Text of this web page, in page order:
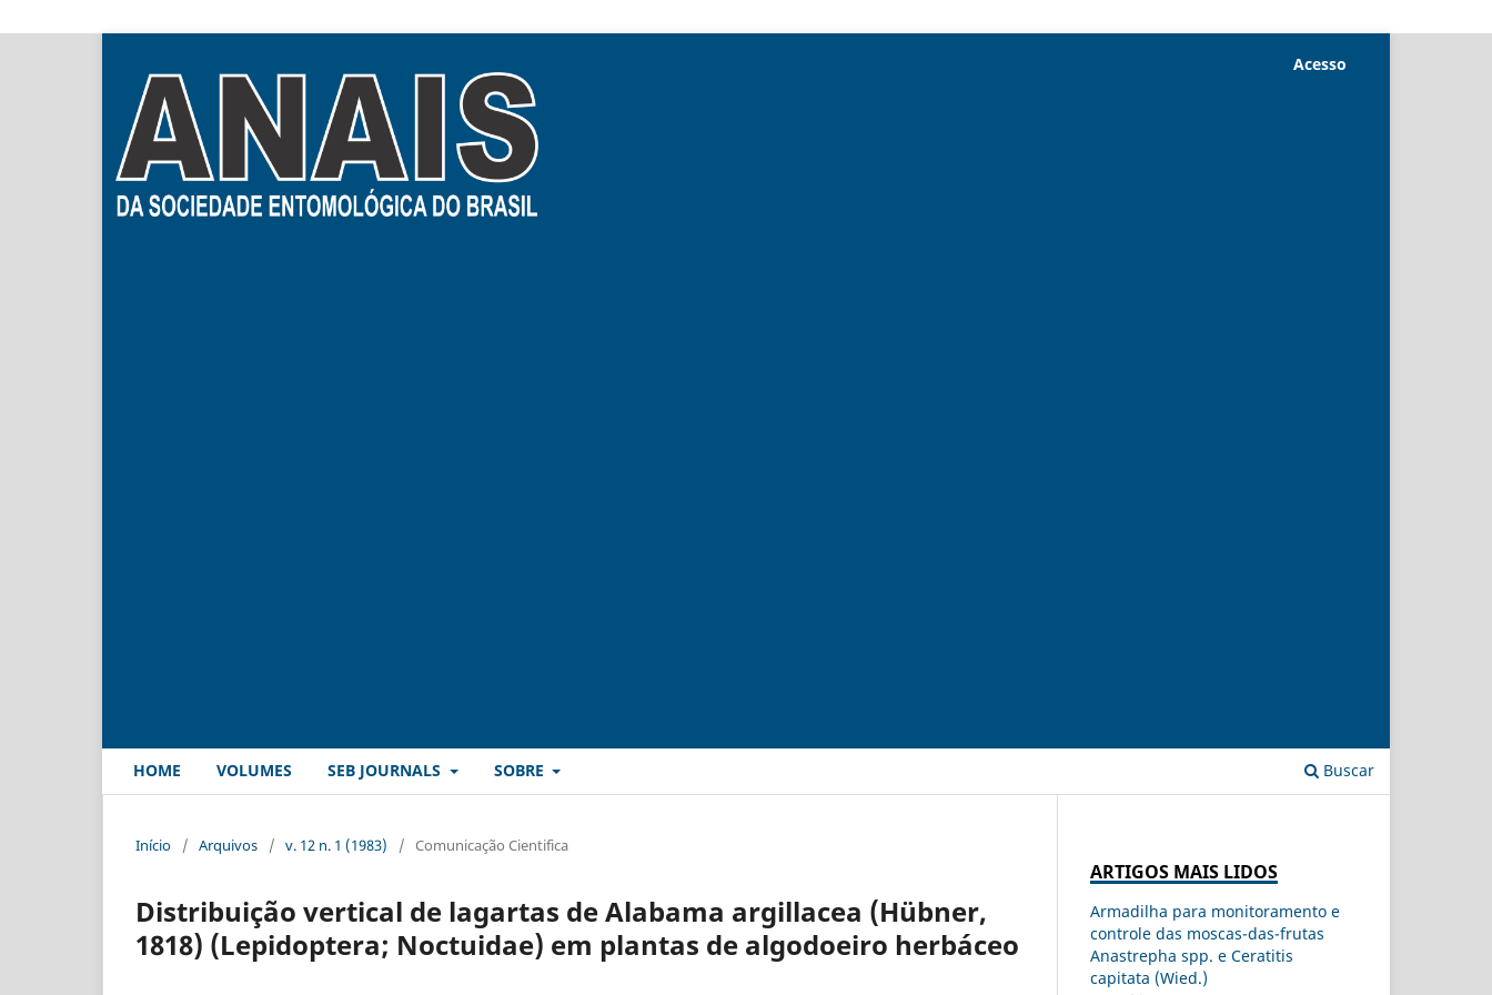
HOME VOLUMES SEB JOURNALS SOBRE Buscar
Acesso
Início / Arquivos / v. 12 n. 1 (1983) / Comunicação Cientifica
Distribuição vertical de lagartas de Alabama argillacea (Hübner,
1818) (Lepidoptera; Noctuidae) em plantas de algodoeiro herbáceo
ARTIGOS MAIS LIDOS
Armadilha para monitoramento e
controle das moscas-das-frutas
Anastrepha spp. e Ceratitis
capitata (Wied.)